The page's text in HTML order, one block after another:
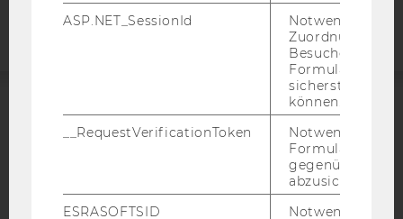
ASP.NET_SessionId
Notwendig, um
Zuordnung von
Besucher zu
sicherstellen zu
können.
__RequestVerificationToken
Notwendig, um
gegenüber
abzusichern.
ESRASOFTSID
Notwendig zur